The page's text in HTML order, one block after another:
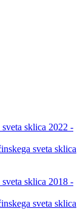
sklica 2022 -
sveta sklica
sklica 2018 -
sveta sklica